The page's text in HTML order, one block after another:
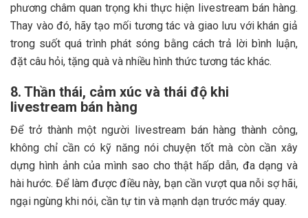
phương châm quan trọng khi thực hiện livestream bán hàng.
Thay vào đó, hãy tạo mối tương tác và giao lưu với khán giả
trong suốt quá trình phát sóng bằng cách trả lời bình luận,
đặt câu hỏi, tặng quà và nhiều hình thức tương tác khác.
8. Thần thái, cảm xúc và thái độ khi
livestream bán hàng
Để trở thành một người livestream bán hàng thành công,
không chỉ cần có kỹ năng nói chuyện tốt mà còn cần xây
dựng hình ảnh của mình sao cho thật hấp dẫn, đa dạng và
hài hước. Để làm được điều này, bạn cần vượt qua nỗi sợ hãi,
ngại ngùng khi nói, cần tự tin và mạnh dạn trước máy quay.